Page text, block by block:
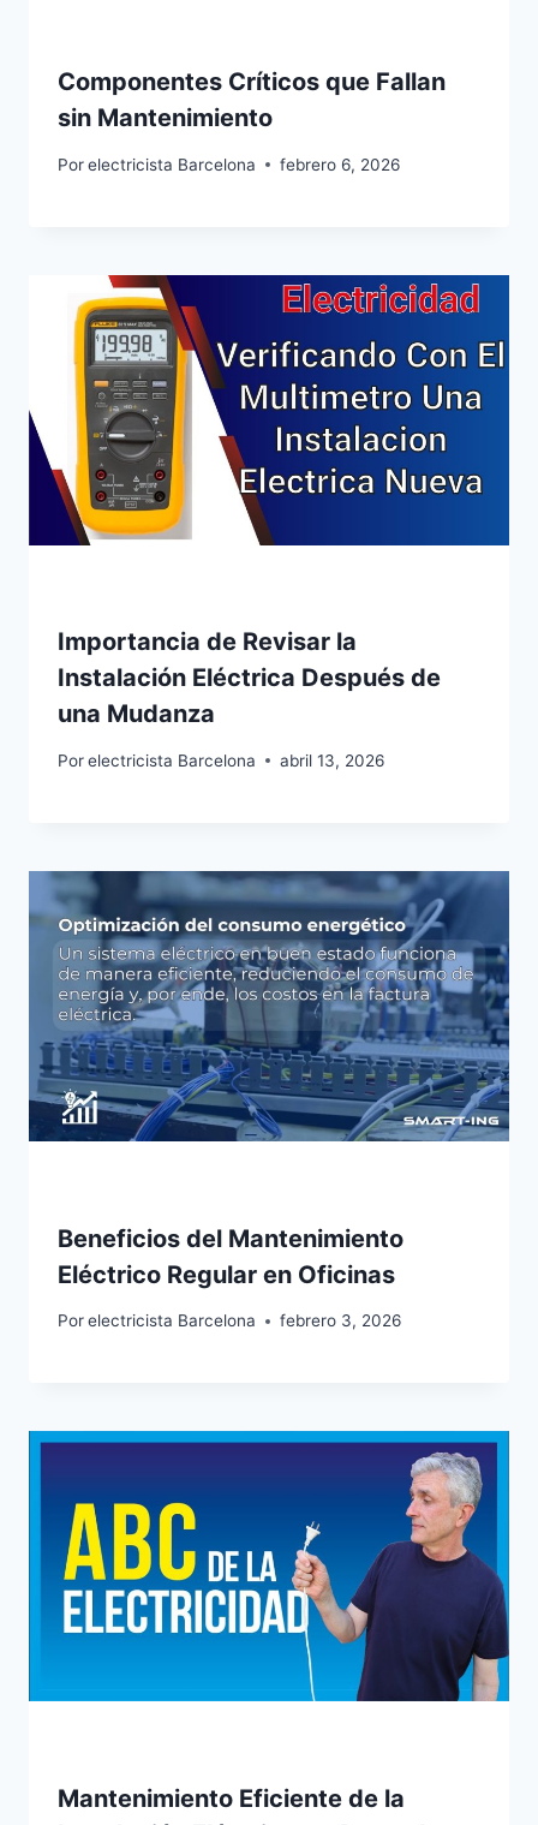
Componentes Críticos que Fallan
sin Mantenimiento
Porelectricista Barcelona febrero 6, 2026
Importancia de Revisar la
Instalación Eléctrica Después de
una Mudanza
Porelectricista Barcelona abril 13, 2026
Beneficios del Mantenimiento
Eléctrico Regular en Oficinas
Porelectricista Barcelona febrero 3, 2026
Mantenimiento Eficiente de la